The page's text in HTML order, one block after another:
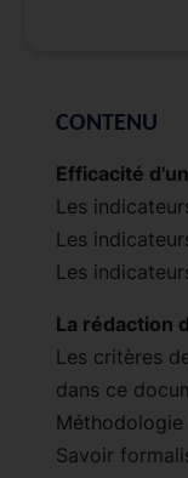
CONTENU
Efficacité
Les
Les
Les
La rédaction
Les critères
dans ce
Savoir